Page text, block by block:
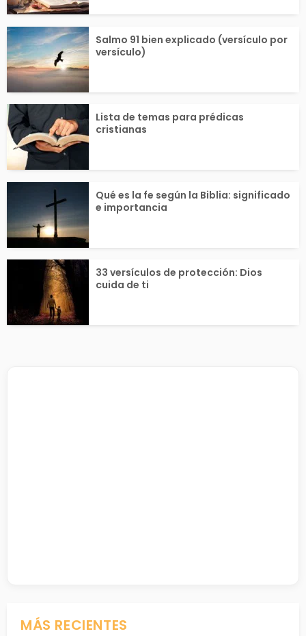
Salmo 91 bien explicado (versículo por
versículo)
Lista de temas para prédicas
cristianas
Qué es la fe según la Biblia: significado
e importancia
33 versículos de protección: Dios
cuida de ti
MÁS RECIENTES